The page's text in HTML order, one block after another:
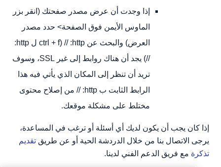
إذا وجدت أن عرض مصدر صفحتك (انقر بزر
الماوس الأيمن فوق الصفحة> حدد مصدر
العرض) والبحث عن http: // (ctrl + f ل http:
//) يجد أن هناك روابط إلى غير SSL، وسوف
تريد أن تنظر إلى المكان الذي يأتي فيه هذا
الرابط الثابت ب http: // من إصلاح محتوى
مختلط على مشكلة موقعك.
إذا كان يجب أن يكون لديك أي أسئلة أو ترغب في المساعدة،
يرجى الاتصال بنا من خلال الدردشة الحية أو عن طريق تقديم
تذكرة مع فريق الدعم الفني لدينا.